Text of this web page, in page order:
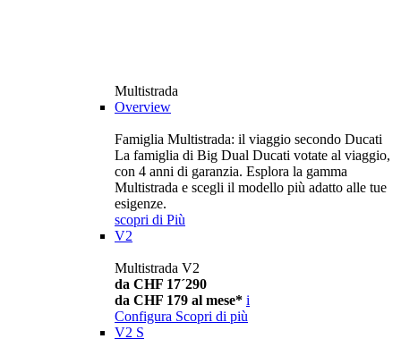
Multistrada
Overview
Famiglia Multistrada: il viaggio secondo Ducati
La famiglia di Big Dual Ducati votate al viaggio,
con 4 anni di garanzia. Esplora la gamma
Multistrada e scegli il modello più adatto alle tue
esigenze.
scopri di Più
V2
Multistrada V2
da CHF 17´290
da CHF 179 al mese* i
Configura Scopri di più
V2 S